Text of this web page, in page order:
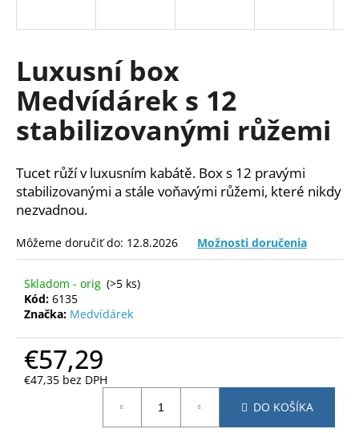
Luxusní box
Medvídárek s 12
stabilizovanými růžemi
Tucet růží v luxusním kabátě. Box s 12 pravými
stabilizovanými a stále voňavými růžemi, které nikdy
nezvadnou.
Môžeme doručiť do: 12.8.2026 Možnosti doručenia
Skladom - orig (>5 ks)
Kód: 6135
Značka: Medvídárek
€57,29
€47,35 bez DPH
DO KOŠÍKA
s
ť
?
HĽADAŤ
O
p
o
ú
a